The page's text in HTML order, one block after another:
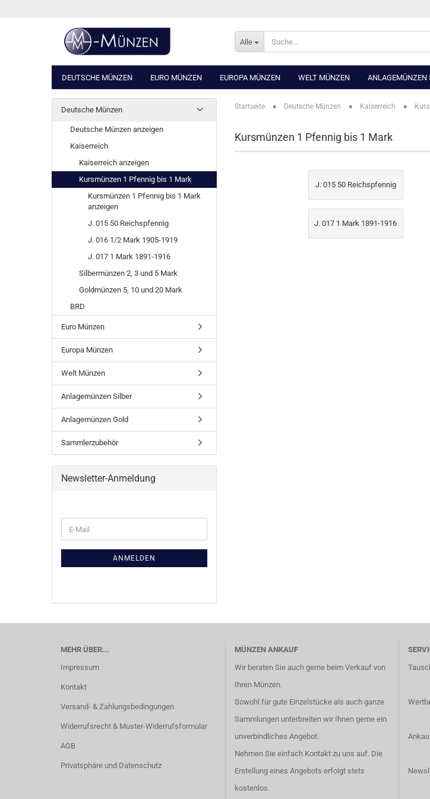
Alle
DEUTSCHE MÜNZEN EURO MÜNZEN EUROPA MÜNZEN WELT MÜNZEN ANLAGEMÜNZEN
Startseite » Deutsche Münzen » Kaiserreich »
Kursmünzen 1 Pfennig bis 1 Mark
J. 015 50 Reichspfennig
J. 017 1 Mark 1891-1916
Deutsche Münzen
Deutsche Münzen anzeigen
Kaiserreich
Kaiserreich anzeigen
Kursmünzen 1 Pfennig bis 1 Mark
Kursmünzen 1 Pfennig bis 1 Mark
anzeigen
J. 015 50 Reichspfennig
J. 016 1/2 Mark 1905-1919
J. 017 1 Mark 1891-1916
Silbermünzen 2, 3 und 5 Mark
Goldmünzen 5, 10 und 20 Mark
BRD
Euro Münzen
Europa Münzen
Welt Münzen
Anlagemünzen Silber
Anlagemünzen Gold
Sammlerzubehör
Newsletter-Anmeldung
ZUR
E-
Mail
ANMELDEN
MEHR ÜBER...
Impressum
Kontakt
Versand- & Zahlungsbedingungen
Widerrufsrecht & Muster-Widerrufsformular
AGB
Privatsphäre und Datenschutz
MÜNZEN ANKAUF
Wir beraten Sie auch gerne beim Verkauf von
Ihren Münzen.
Sowohl für gute Einzelstücke als auch ganze
Sammlungen unterbreiten wir Ihnen gerne ein
unverbindliches Angebot.
Nehmen Sie einfach Kontaktzu uns auf. Die
Erstellung eines Angebots erfolgt stets
kostenlos.